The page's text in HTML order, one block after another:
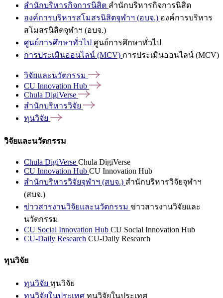
สำนักบริหารกิจการนิสิต สำนักบริหารกิจการนิสิต
องค์การบริหารสโมสรนิสิตจุฬาฯ (อบจ.) องค์การบริหาร
สโมสรนิสิตจุฬาฯ (อบจ.)
ศูนย์การศึกษาทั่วไป ศูนย์การศึกษาทั่วไป
การประเมินออนไลน์ (MCV) การประเมินออนไลน์ (MCV)
วิจัยและนวัตกรรม
CU Innovation Hub
Chula DigiVerse
สำนักบริหารวิจัย
ทุนวิจัย
วิจัยและนวัตกรรม
Chula DigiVerse Chula DigiVerse
CU Innovation Hub CU Innovation Hub
สำนักบริหารวิจัยจุฬาฯ (สบจ.) สำนักบริหารวิจัยจุฬาฯ
(สบจ.)
ข่าวสารงานวิจัยและนวัตกรรม ข่าวสารงานวิจัยและ
นวัตกรรม
CU Social Innovation Hub CU Social Innovation Hub
CU-Daily Research CU-Daily Research
ทุนวิจัย
ทุนวิจัย ทุนวิจัย
ทุนวิจัยในประเทศ ทุนวิจัยในประเทศ